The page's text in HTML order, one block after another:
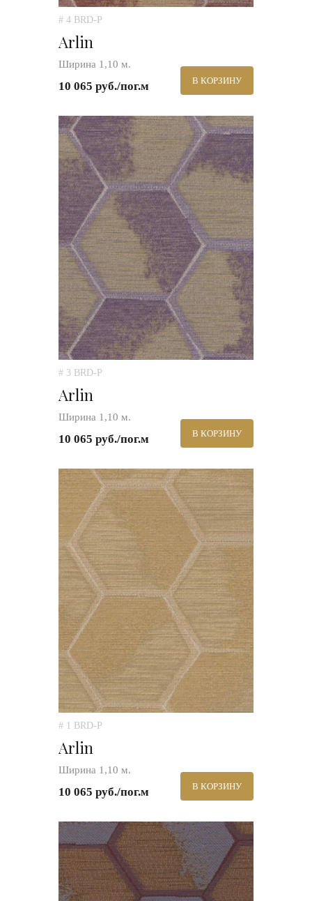
# 4 BRD-P
Arlin
Ширина 1,10 м.
10 065 руб./пог.м В КОРЗИНУ
# 3 BRD-P
Arlin
Ширина 1,10 м.
10 065 руб./пог.м В КОРЗИНУ
# 1 BRD-P
Arlin
Ширина 1,10 м.
10 065 руб./пог.м В КОРЗИНУ